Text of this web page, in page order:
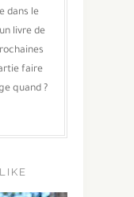
dans le
livre de
faire
quand ?